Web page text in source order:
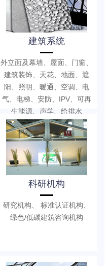
建筑系统
外立面及幕墙、屋面、门窗、
建筑装饰、天花、地面、遮
阳、照明、暖通、空调、电
气、电梯、安防、IPV、可再
生能源、声学、给排水
科研机构
研究机构、 标准认证机构、
绿色/低碳建筑咨询机构